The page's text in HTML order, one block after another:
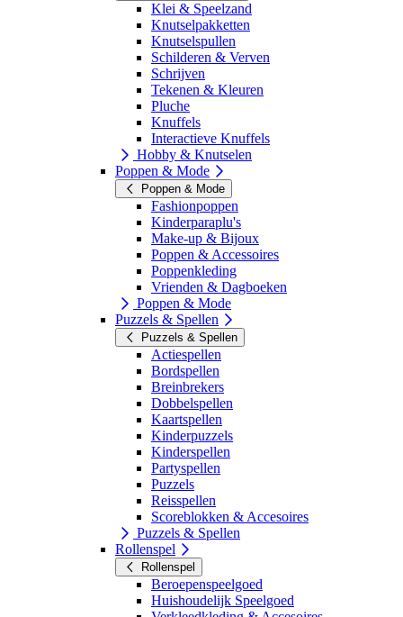
Klei & Speelzand
Knutselpakketten
Knutselspullen
Schilderen & Verven
Schrijven
Tekenen & Kleuren
Pluche
Knuffels
Interactieve Knuffels
Hobby & Knutselen
Poppen & Mode
Poppen & Mode
Fashionpoppen
Kinderparaplu's
Make-up & Bijoux
Poppen & Accessoires
Poppenkleding
Vrienden & Dagboeken
Poppen & Mode
Puzzels & Spellen
Puzzels & Spellen
Actiespellen
Bordspellen
Breinbrekers
Dobbelspellen
Kaartspellen
Kinderpuzzels
Kinderspellen
Partyspellen
Puzzels
Reisspellen
Scoreblokken & Accesoires
Puzzels & Spellen
Rollenspel
Rollenspel
Beroepenspeelgoed
Huishoudelijk Speelgoed